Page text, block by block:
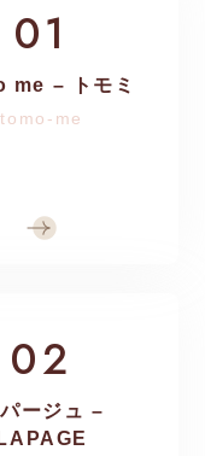
01
me – トモミ
tomo-me
02
ージュ –
LAPAGE